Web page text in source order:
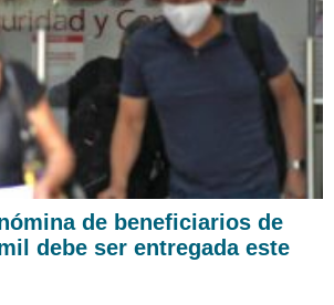
de beneficiarios de
debe ser entregada este